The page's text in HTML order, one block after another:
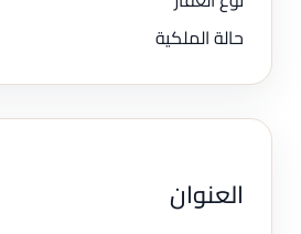
حالة الملكية
العنوان